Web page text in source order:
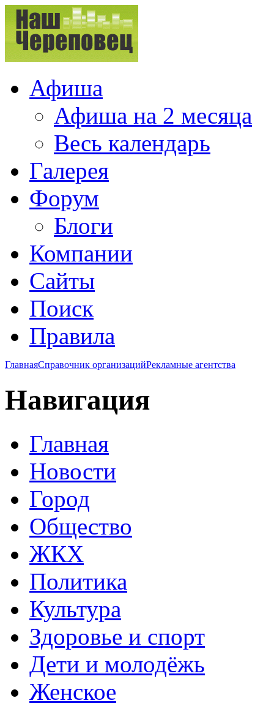
Афиша
Афиша на 2 месяца
Весь календарь
Галерея
Форум
Блоги
Компании
Сайты
Поиск
Правила
ГлавнаяСправочник организацийРекламные агентства
Навигация
Главная
Новости
Город
Общество
ЖКХ
Политика
Культура
Здоровье и спорт
Дети и молодёжь
Женское